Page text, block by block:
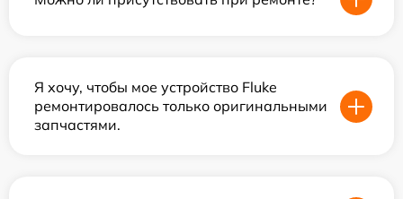
Я хочу, чтобы мое устройство Fluke
ремонтировалось только оригинальными
запчастями.